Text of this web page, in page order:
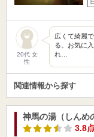
20代 女
性
広くて綺麗
る。お気に
れ…
関連情報から探す
神馬の湯（しんめ
3.8